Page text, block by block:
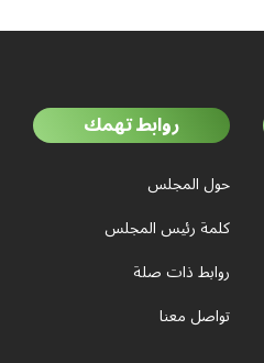
روابط تهمك
حول المجلس
كلمة رئيس المجلس
روابط ذات صلة
تواصل معنا